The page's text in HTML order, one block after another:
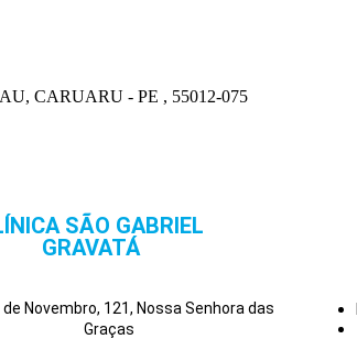
CARUARU - PE , 55012-075
SÃO GABRIEL
GRAVATÁ
de Novembro, 121, Nossa Senhora das
Graças